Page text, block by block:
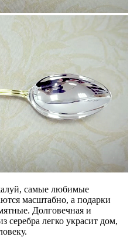
самые любимые
масштабно, а подарки
Долговечная и
серебра легко украсит дом,